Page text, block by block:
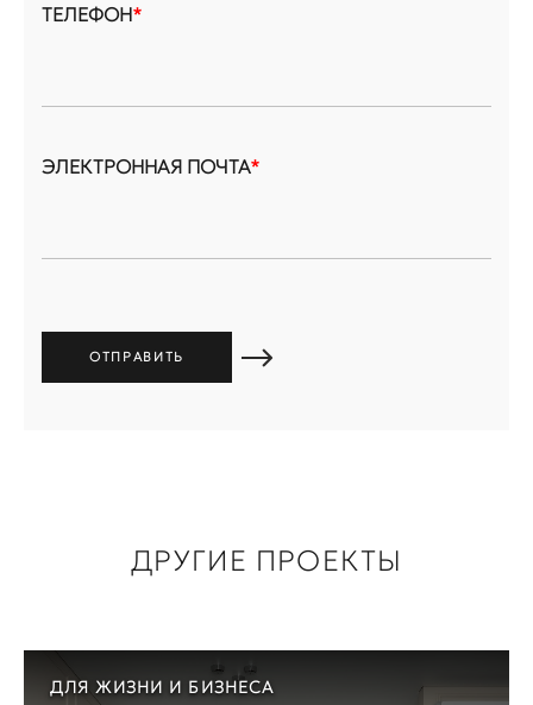
ТЕЛЕФОН*
ЭЛЕКТРОННАЯ ПОЧТА*
ДРУГИЕ ПРОЕКТЫ
ДЛЯ ЖИЗНИ И БИЗНЕСА